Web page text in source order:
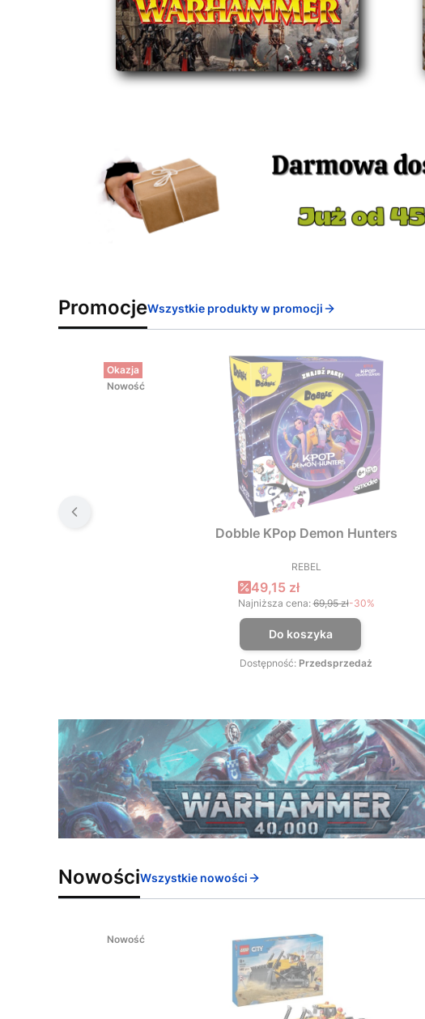
PromocjeWszystkie produkty w promocji
Okazja
Nowość
Dobble KPop Demon Hunters
PRODUCENT
REBEL
Cena promocyjna
49,15 zł
Najniższa cena: 69,95 zł-30%
Do koszyka
Dostępność: Przedsprzedaż
NowościWszystkie nowości
Nowość